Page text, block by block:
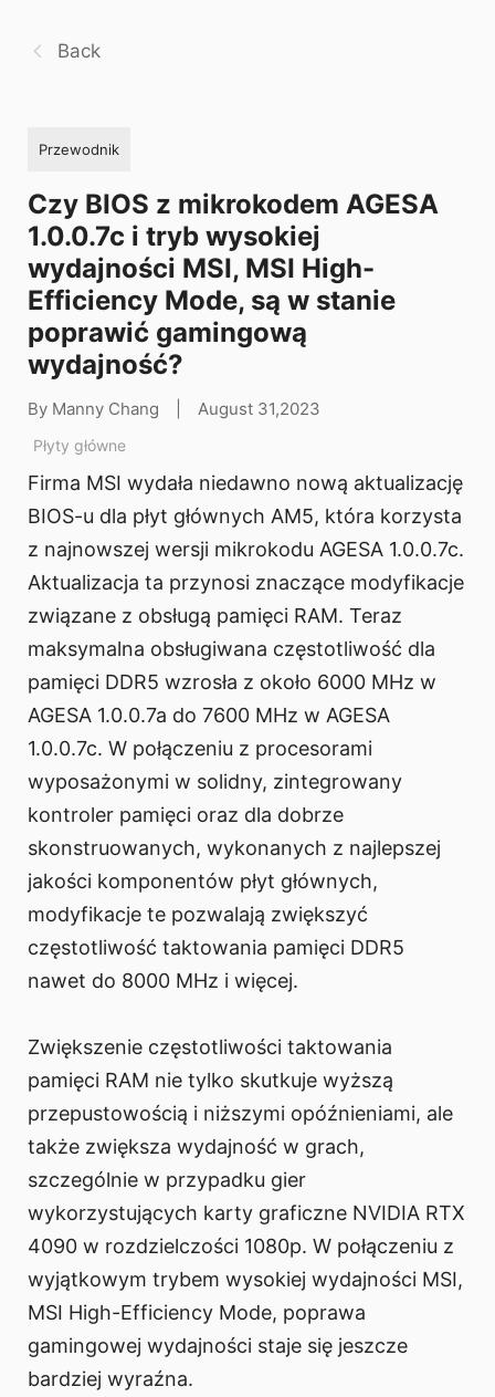
Back
Przewodnik
Czy BIOS z mikrokodem AGESA
1.0.0.7c i tryb wysokiej
wydajności MSI, MSI High-
Efficiency Mode, są w stanie
poprawić gamingową
wydajność?
By Manny Chang August 31,2023
Płyty główne
Firma MSI wydała niedawno nową aktualizację
BIOS-u dla płyt głównych AM5, która korzysta
z najnowszej wersji mikrokodu AGESA 1.0.0.7c.
Aktualizacja ta przynosi znaczące modyfikacje
związane z obsługą pamięci RAM. Teraz
maksymalna obsługiwana częstotliwość dla
pamięci DDR5 wzrosła z około 6000 MHz w
AGESA 1.0.0.7a do 7600 MHz w AGESA
1.0.0.7c. W połączeniu z procesorami
wyposażonymi w solidny, zintegrowany
kontroler pamięci oraz dla dobrze
skonstruowanych, wykonanych z najlepszej
jakości komponentów płyt głównych,
modyfikacje te pozwalają zwiększyć
częstotliwość taktowania pamięci DDR5
nawet do 8000 MHz i więcej.
Zwiększenie częstotliwości taktowania
pamięci RAM nie tylko skutkuje wyższą
przepustowością i niższymi opóźnieniami, ale
także zwiększa wydajność w grach,
szczególnie w przypadku gier
wykorzystujących karty graficzne NVIDIA RTX
4090 w rozdzielczości 1080p. W połączeniu z
wyjątkowym trybem wysokiej wydajności MSI,
MSI High-Efficiency Mode, poprawa
gamingowej wydajności staje się jeszcze
bardziej wyraźna.